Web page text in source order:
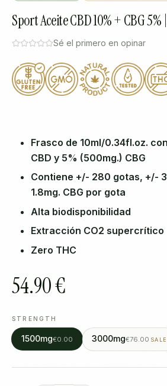
Sport Aceite CBD 10% + CBG
Sé el primero en opinar
Frasco de 10ml/0.34fl.oz.
CBD y 5% (500mg.) CBG
Contiene +/- 280 gotas, +/-
1.8mg. CBG por gota
Alta biodisponibilidad
Extracción CO2 supercrítico
Zero THC
54.90 €
STRENGTH
1500mg€0.00 3000mg€76.00 SALE